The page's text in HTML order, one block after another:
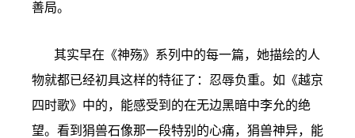
善局。
其实早在《神殇》系列中的每一篇，她描绘的人
物就都已经初具这样的特征了：忍辱负重。如《越京
四时歌》中的，能感受到的在无边黑暗中李允的绝
望。看到狷兽石像那一段特别的心痛，狷兽神异，能